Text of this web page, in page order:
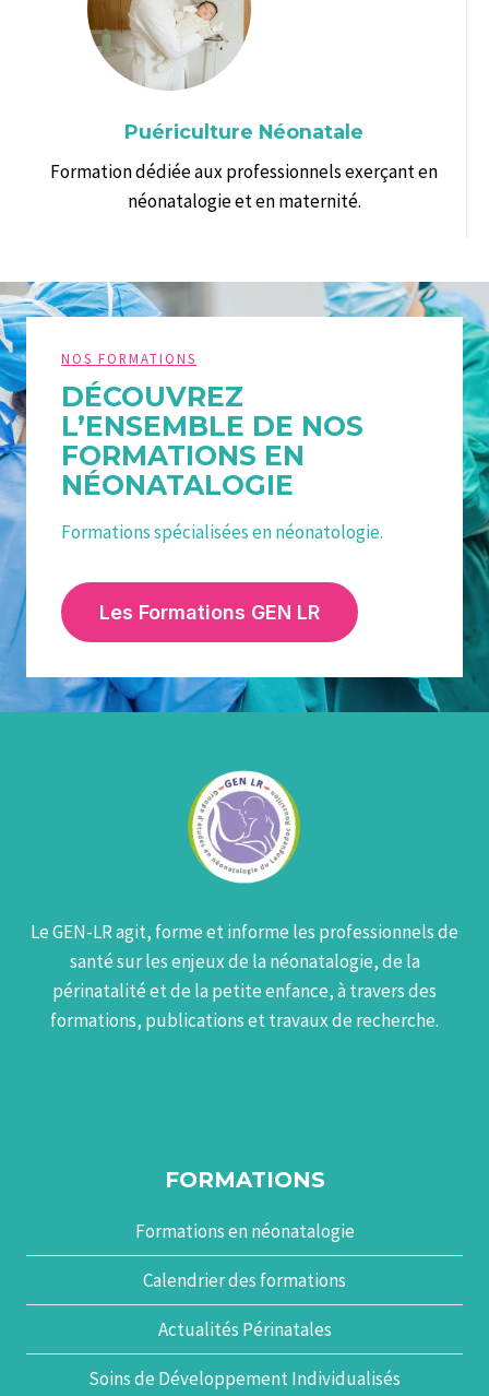
Puériculture Néonatale
Formation dédiée aux professionnels exerçant en
néonatalogie et en maternité.
NOS FORMATIONS
DÉCOUVREZ
L’ENSEMBLE DE NOS
FORMATIONS EN
NÉONATALOGIE
Formations spécialisées en néonatologie.
Les Formations GEN LR
Le GEN-LR agit, forme et informe les professionnels de
santé sur les enjeux de la néonatalogie, de la
périnatalité et de la petite enfance, à travers des
formations, publications et travaux de recherche.
FORMATIONS
Formations en néonatalogie
Calendrier des formations
Actualités Périnatales
Soins de Développement Individualisés